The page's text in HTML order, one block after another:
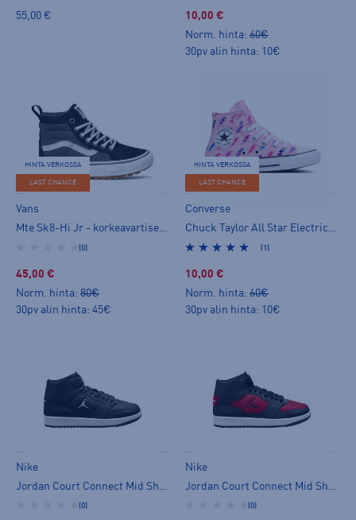
55,00 €
10,00 €
Norm. hinta: 60€
30pv alin hinta: 10€
HINTA VERKOSSA
LAST CHANCE
Vans
Mte Sk8-Hi Jr - korkeavartiset tennarit
(0)
45,00 €
Norm. hinta: 80€
30pv alin hinta: 45€
HINTA VERKOSSA
LAST CHANCE
Converse
Chuck Taylor All Star Electric Bolt Jr - korkeavartiset tennarit
(1)
10,00 €
Norm. hinta: 60€
30pv alin hinta: 10€
Nike
(0)
Nike
(0)